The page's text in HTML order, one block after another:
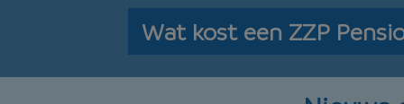
Wat kost een ZZP